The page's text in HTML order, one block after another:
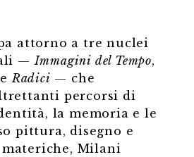
attorno a tre nuclei
—Immagini del Tempo,
eRadici — che
percorsi di
la memoria e le
pittura, disegno e
Milani